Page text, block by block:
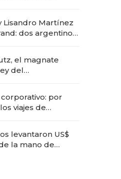
premium"
Lisandro Martínez
dos argentinos
el magnate
del
por
viajes de
en experiencias
levantaron US$
la mano de